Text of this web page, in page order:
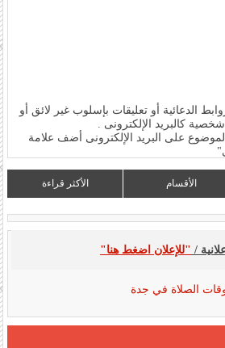
الدعائية أو تعليقات بإسلوب غير لائق أو
كالبريد الإلكترونى .
على البريد الإلكترونى أضف علامة
الأكثر قراءة الأقسام
/ "للإعلان اضغط هنا"
الصلاة في جدة